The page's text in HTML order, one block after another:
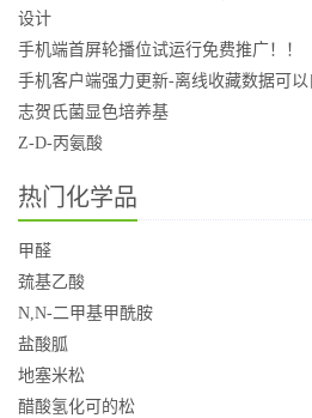
设计
手机端首屏轮播位试运行免费推广！！
手机客户端强力更新-离线收藏数据可以
志贺氏菌显色培养基
Z-D-丙氨酸
热门化学品
甲醛
巯基乙酸
N,N-二甲基甲酰胺
盐酸胍
地塞米松
醋酸氢化可的松